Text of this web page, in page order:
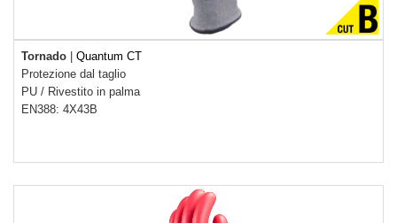
Tornado |Quantum CT
Protezione dal taglio
PU / Rivestito in palma
EN388: 4X43B